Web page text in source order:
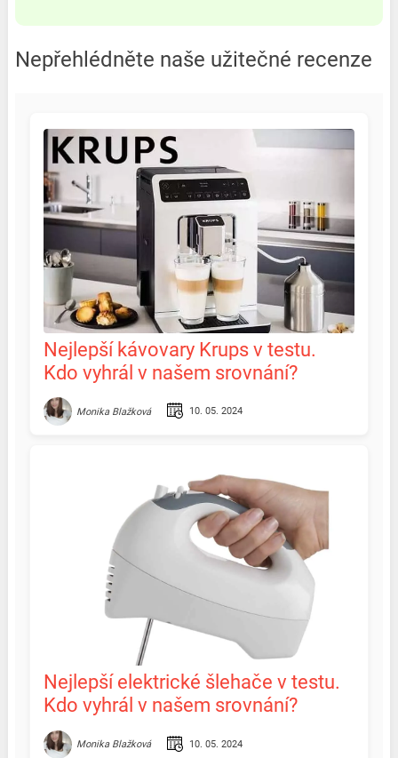
Nepřehlédněte naše užitečné recenze
Nejlepší kávovary Krups v testu.
Kdo vyhrál v našem srovnání?
Monika Blažková 10. 05. 2024
Nejlepší elektrické šlehače v testu.
Kdo vyhrál v našem srovnání?
Monika Blažková 10. 05. 2024